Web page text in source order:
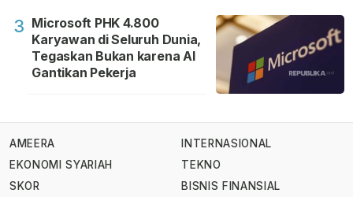
3 Microsoft PHK 4.800
Karyawan di Seluruh Dunia,
Tegaskan Bukan karena AI
Gantikan Pekerja
AMEERA
EKONOMI SYARIAH
SKOR
INTERNASIONAL
TEKNO
BISNIS FINANSIAL